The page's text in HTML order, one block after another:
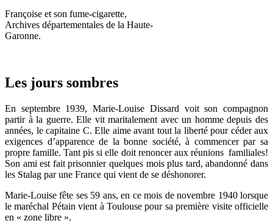
Françoise et son fume-cigarette,
Archives départementales de la Haute-
Garonne.
Les jours sombres
En septembre 1939, Marie-Louise Dissard voit son compagnon
partir à la guerre. Elle vit maritalement avec un homme depuis des
années, le capitaine C. Elle aime avant tout la liberté pour céder aux
exigences d’apparence de la bonne société, à commencer par sa
propre famille. Tant pis si elle doit renoncer aux réunions familiales!
Son ami est fait prisonnier quelques mois plus tard, abandonné dans
les Stalag par une France qui vient de se déshonorer.
Marie-Louise fête ses 59 ans, en ce mois de novembre 1940 lorsque
le maréchal Pétain vient à Toulouse pour sa première visite officielle
en « zone libre ».